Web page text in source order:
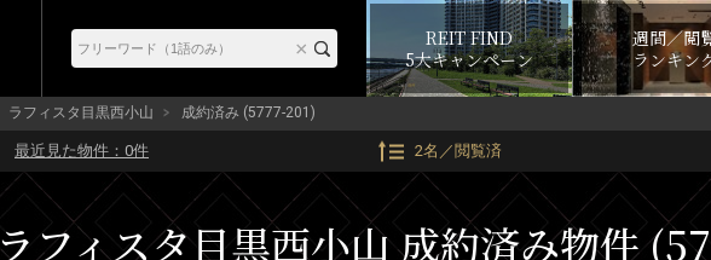
REIT FIND
5大キャンペーン
週間／閲
ランキン
ラフィスタ目黒西小山 成約済み (5777-201)
最近見た物件： 0件 2名／閲覧済
ラフィスタ目黒西小山 成約済み物件